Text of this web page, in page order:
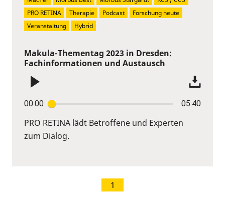
Makula-Thementag 2023 in Dresden:
Fachinformationen und Austausch
00:00 05:40
PRO RETINA lädt Betroffene und Experten
zum Dialog.
PRO RETINA
Therapie Podcast
Forschung heute
Veranstaltung
Hybrid
1